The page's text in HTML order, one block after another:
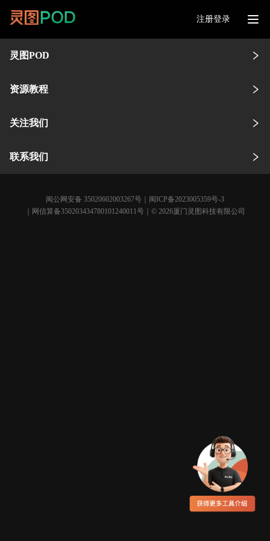
注册登录
灵图POD
资源教程
关注我们
联系我们
闽公网安备 35020602003267号
闽ICP备2023005359号-3
｜网信算备350203434780101240011号｜© 2026厦门灵图科技有限公司